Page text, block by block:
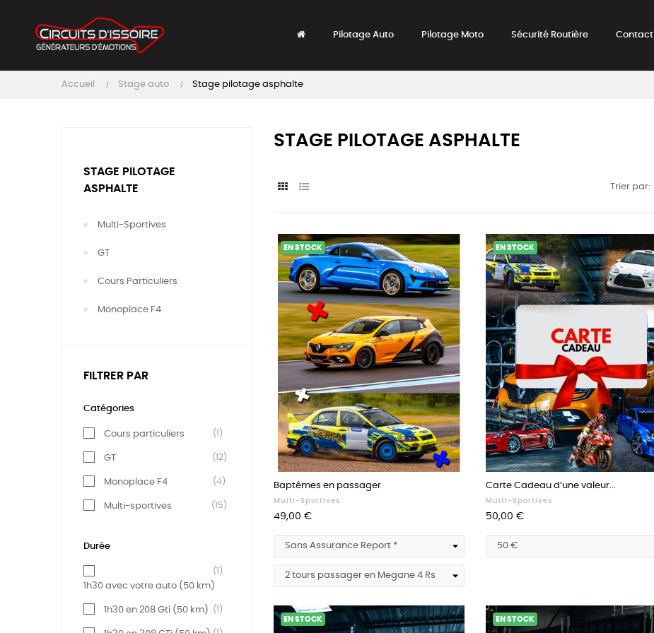
Pilotage Auto Pilotage Moto Sécurité Routière Contact
Accueil Stage auto Stage pilotage asphalte
STAGE PILOTAGE
ASPHALTE
Multi-Sportives
GT
Cours Particuliers
Monoplace F4
FILTRER PAR
Catégories
Cours particuliers (1)
GT (12)
Monoplace F4 (4)
Multi-sportives (15)
Durée
1h30 avec votre auto (50 km)
(1)
1h30 en 208 Gti (50 km) (1)
STAGE PILOTAGE ASPHALTE
Trier par:
EN STOCK
Baptêmes en passager
Multi-Sportives
Prix
49,00 €
EN STOCK
Carte Cadeau d’une valeur...
Multi-Sportives
Prix
50,00 €
EN STOCK EN STOCK